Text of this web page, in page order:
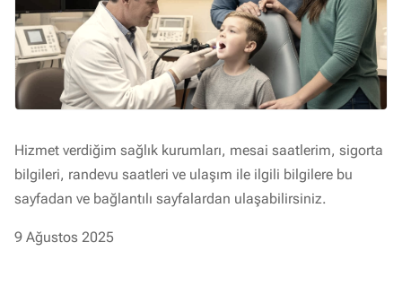
Hizmet verdiğim sağlık kurumları, mesai saatlerim, sigorta
bilgileri, randevu saatleri ve ulaşım ile ilgili bilgilere bu
sayfadan ve bağlantılı sayfalardan ulaşabilirsiniz.
9 Ağustos 2025